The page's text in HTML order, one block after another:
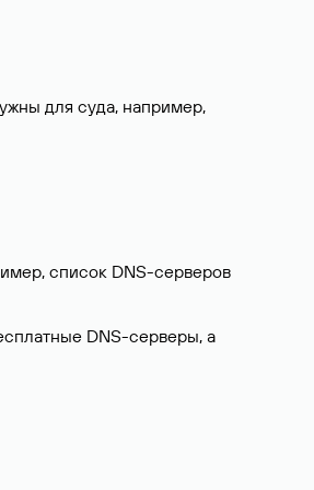
для суда, например,
список DNS-серверов
DNS-серверы, а